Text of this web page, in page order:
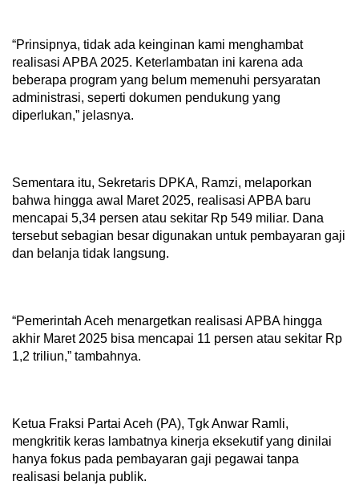
“Prinsipnya, tidak ada keinginan kami menghambat
realisasi APBA 2025. Keterlambatan ini karena ada
beberapa program yang belum memenuhi persyaratan
administrasi, seperti dokumen pendukung yang
diperlukan,” jelasnya.
Sementara itu, Sekretaris DPKA, Ramzi, melaporkan
bahwa hingga awal Maret 2025, realisasi APBA baru
mencapai 5,34 persen atau sekitar Rp 549 miliar. Dana
tersebut sebagian besar digunakan untuk pembayaran gaji
dan belanja tidak langsung.
“Pemerintah Aceh menargetkan realisasi APBA hingga
akhir Maret 2025 bisa mencapai 11 persen atau sekitar Rp
1,2 triliun,” tambahnya.
Ketua Fraksi Partai Aceh (PA), Tgk Anwar Ramli,
mengkritik keras lambatnya kinerja eksekutif yang dinilai
hanya fokus pada pembayaran gaji pegawai tanpa
realisasi belanja publik.